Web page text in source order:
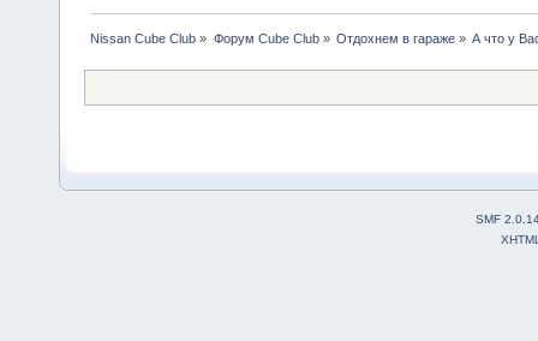
Nissan Cube Club » Форум Cube Club» Отдохнем в гараже» А что у
SMF